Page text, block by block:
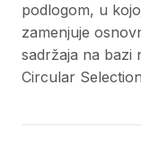
podlogom, u
zamenjuje
sadržaja na bazi
Circular